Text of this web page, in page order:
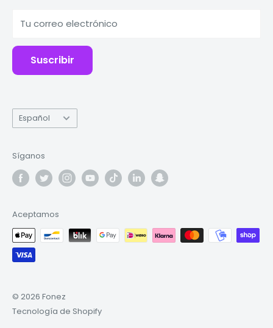
Tu correo electrónico
Suscribir
Idioma
Español
Síganos
Aceptamos
© 2026 Fonez
Tecnología de Shopify